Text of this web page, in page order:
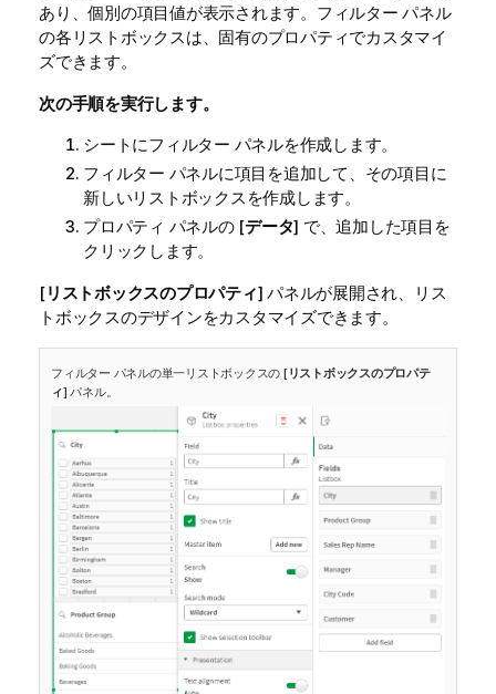
あり、個別の項目値が表示されます。フィルター パネル
の各リストボックスは、固有のプロパティでカスタマイ
ズできます。
次の手順を実行します。
シートにフィルター パネルを作成します。
フィルター パネルに項目を追加して、その項目に
新しいリストボックスを作成します。
プロパティ パネルの [データ] で、追加した項目を
クリックします。
[リストボックスのプロパティ] パネルが展開され、リス
トボックスのデザインをカスタマイズできます。
フィルター パネルの単一リストボックスの [リストボックスのプロパテ
ィ] パネル。